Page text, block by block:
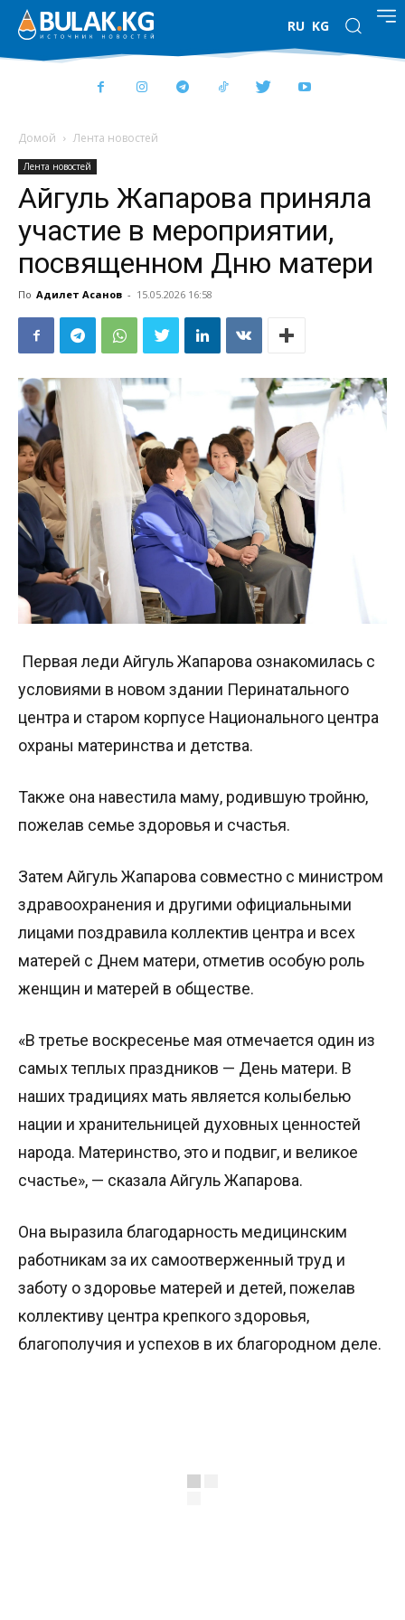
RU KG
Домой Лента новостей
Лента новостей
Айгуль Жапарова приняла
участие в мероприятии,
посвященном Дню матери
По Адилет Асанов - 15.05.2026 16:58
Первая леди Айгуль Жапарова ознакомилась с
условиями в новом здании Перинатального
центра и старом корпусе Национального центра
охраны материнства и детства.
Также она навестила маму, родившую тройню,
пожелав семье здоровья и счастья.
Затем Айгуль Жапарова совместно с министром
здравоохранения и другими официальными
лицами поздравила коллектив центра и всех
матерей с Днем матери, отметив особую роль
женщин и матерей в обществе.
«В третье воскресенье мая отмечается один из
самых теплых праздников — День матери. В
наших традициях мать является колыбелью
нации и хранительницей духовных ценностей
народа. Материнство, это и подвиг, и великое
счастье», — сказала Айгуль Жапарова.
Она выразила благодарность медицинским
работникам за их самоотверженный труд и
заботу о здоровье матерей и детей, пожелав
коллективу центра крепкого здоровья,
благополучия и успехов в их благородном деле.